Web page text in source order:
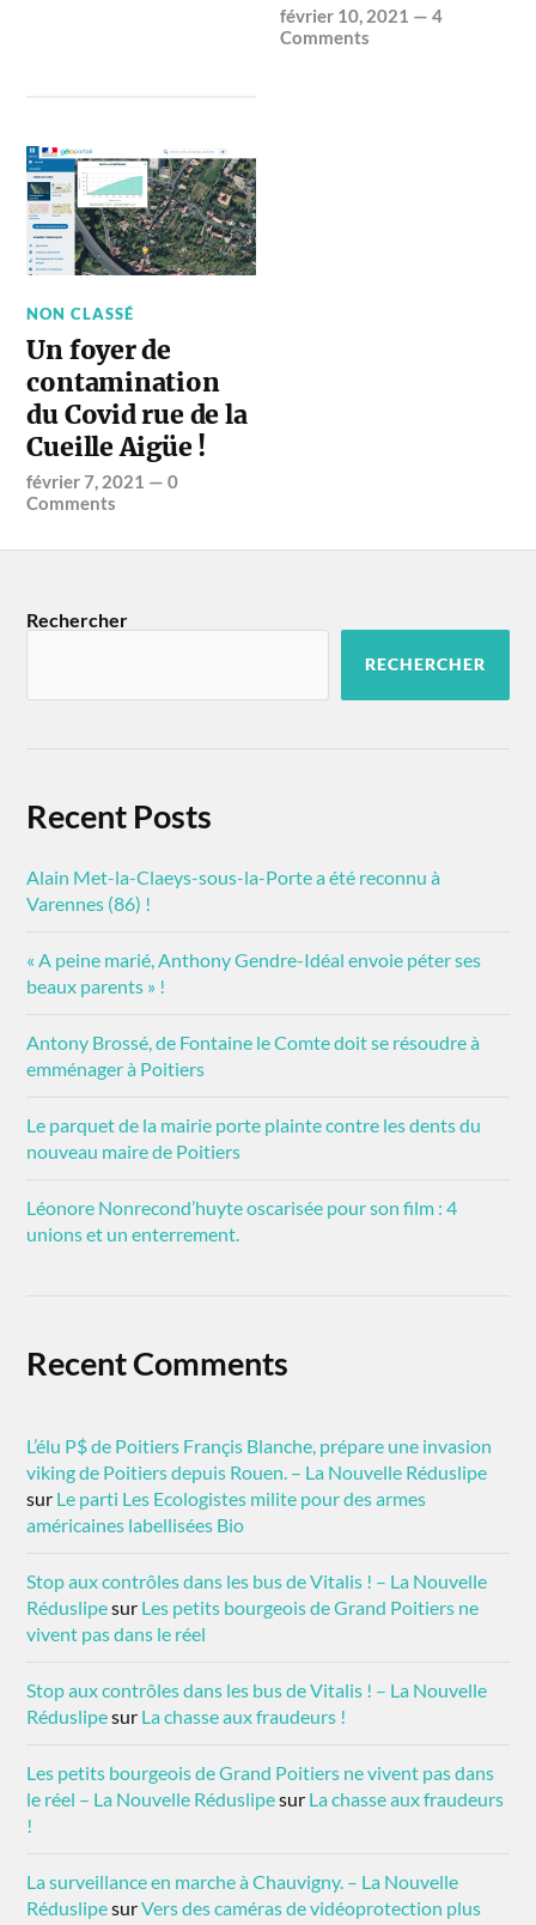
février 10, 2021 —4
Comments
NON CLASSÉ
Un foyer de
contamination
du Covid rue de la
Cueille Aigüe !
février 7, 2021 —0
Comments
Rechercher
RECHERCHER
Recent Posts
Alain Met-la-Claeys-sous-la-Porte a été reconnu à
Varennes (86) !
« A peine marié, Anthony Gendre-Idéal envoie péter ses
beaux parents » !
Antony Brossé, de Fontaine le Comte doit se résoudre à
emménager à Poitiers
Le parquet de la mairie porte plainte contre les dents du
nouveau maire de Poitiers
Léonore Nonrecond’huyte oscarisée pour son film : 4
unions et un enterrement.
Recent Comments
L’élu P$ de Poitiers Françis Blanche, prépare une invasion
viking de Poitiers depuis Rouen. – La Nouvelle Réduslipe
sur Le parti Les Ecologistes milite pour des armes
américaines labellisées Bio
Stop aux contrôles dans les bus de Vitalis ! – La Nouvelle
Réduslipesur Les petits bourgeois de Grand Poitiers ne
vivent pas dans le réel
Stop aux contrôles dans les bus de Vitalis ! – La Nouvelle
Réduslipesur La chasse aux fraudeurs !
Les petits bourgeois de Grand Poitiers ne vivent pas dans
le réel – La Nouvelle Réduslipesur La chasse aux fraudeurs
!
La surveillance en marche à Chauvigny. – La Nouvelle
RéduslipesurVers des caméras de vidéoprotection plus